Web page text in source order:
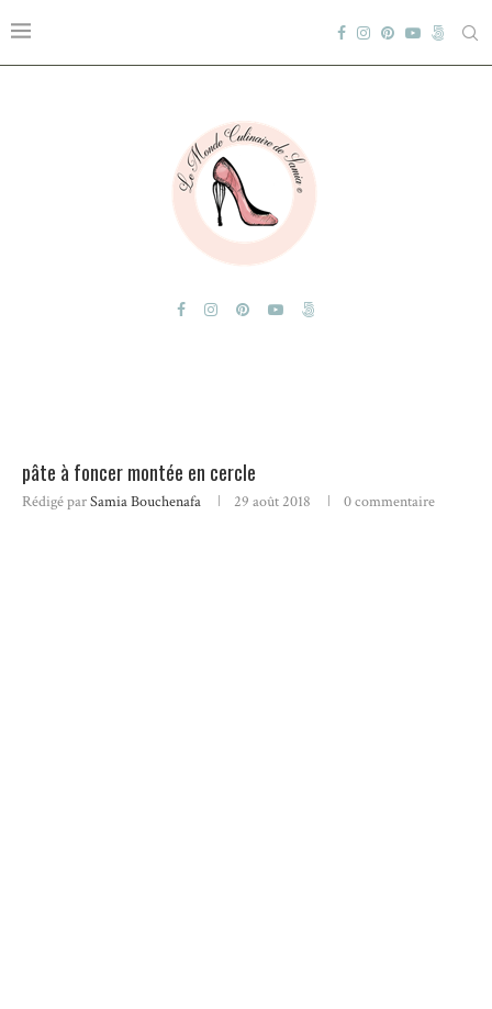
pâte à foncer montée en cercle
Rédigé parSamia Bouchenafa 29 août 2018 0 commentaire